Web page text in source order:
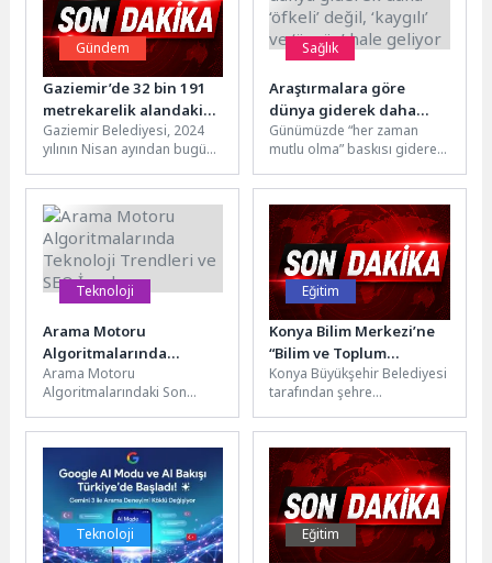
Gündem
Gaziemir’de 32 bin 191
metrekarelik alandaki
yol ve kaldırımlar
yenilendi
Gaziemir Belediyesi, 2024
yılının Nisan ayından bugüne
kilit parke taşı kaplaması...
Sağlık
Araştırmalara göre
dünya giderek daha
‘öfkeli’ değil, ‘kaygılı’ ve
‘üzgün’ hale geliyor
Günümüzde “her zaman
mutlu olma” baskısı giderek
yanlış anlaşılan ve
bastırılması...
Teknoloji
Arama Motoru
Algoritmalarında
Teknoloji Trendleri ve
SEO İpuçları
Arama Motoru
Algoritmalarındaki Son
motoru algoritmaları, sürekli
olarak gelişen ve değişen
yapılarıyla...
Eğitim
Konya Bilim Merkezi’ne
“Bilim ve Toplum
Çalışmalarını Dijitalde
Yaygınlaştırma” Ödülü
Konya Büyükşehir Belediyesi
tarafından şehre
TÜBİTAK destekli ilk ve en
büyük bilim merkezi...
Teknoloji Eğitim